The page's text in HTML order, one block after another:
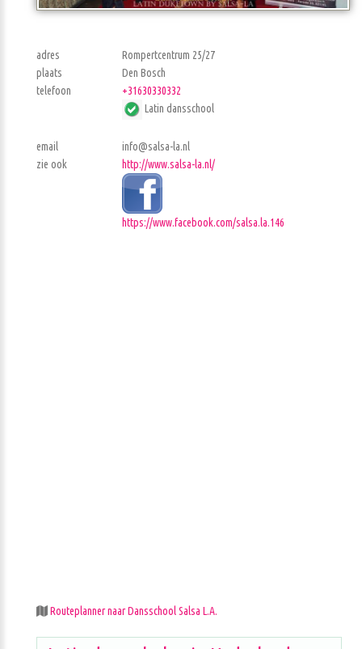
adres
Rompertcentrum 25/27
plaats
Den Bosch
telefoon
+31630330332
Latin dansschool
email
info@salsa-la.nl
zie ook
http://www.salsa-la.nl/
https://www.facebook.com/salsa.la.146
Routeplanner naar Dansschool Salsa L.A.